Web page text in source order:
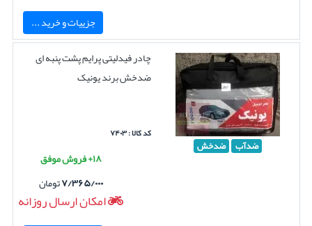
جزییات و خرید ...
ضدآب ضدخش
چادر فیدلیتی پرایم پشت پنبه ای
ضدخش برند یونیک
کد کالا : ۷۴۰۳
۱۸+ فروش موفق
۷/۳۶۵/۰۰۰تومان
امکان ارسال روزانه